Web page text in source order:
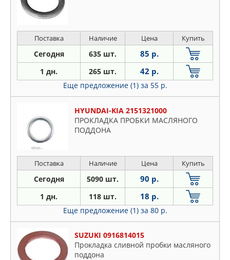
Поставка Наличие Цена Купить
Сегодня 635 шт. 85 р.
1 дн. 265 шт. 42 р.
Еще предложение (1) за 55 р.
HYUNDAI-KIA 2151321000
ПРОКЛАДКА ПРОБКИ МАСЛЯНОГО
ПОДДОНА
Поставка Наличие Цена Купить
Сегодня 5090 шт. 90 р.
1 дн. 118 шт. 18 р.
Еще предложение (1) за 80 р.
SUZUKI 0916814015
Прокладка сливной пробки масляного
поддона